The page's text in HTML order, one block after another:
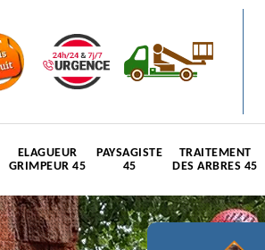
ELAGUEUR
GRIMPEUR 45
PAYSAGISTE
45
TRAITEMENT
DES ARBRES 45